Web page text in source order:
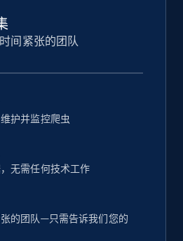
间紧张的团队
护并监控爬虫
无需任何技术工作
的团队—只需告诉我们您的